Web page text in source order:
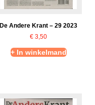
De Andere Krant – 29 2023
€ 3,50
+ In winkelmand